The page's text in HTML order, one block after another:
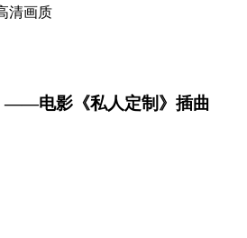
清画质
——电影《私人定制》插曲